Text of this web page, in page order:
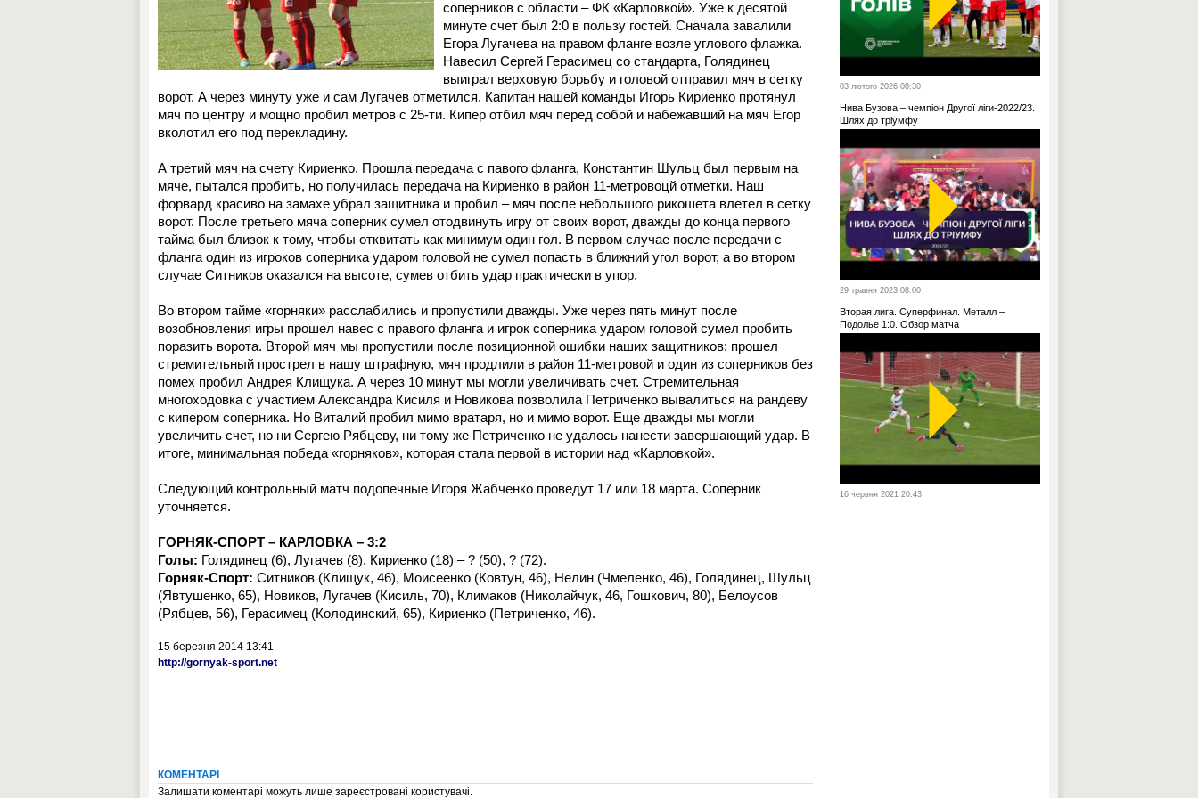
соперников с области – ФК «Карловкой». Уже к десятой
минуте счет был 2:0 в пользу гостей. Сначала завалили
Егора Лугачева на правом фланге возле углового флажка.
Навесил Сергей Герасимец со стандарта, Голядинец
выиграл верховую борьбу и головой отправил мяч в сетку
ворот. А через минуту уже и сам Лугачев отметился. Капитан нашей команды Игорь Кириенко протянул
мяч по центру и мощно пробил метров с 25-ти. Кипер отбил мяч перед собой и набежавший на мяч Егор
вколотил его под перекладину.
А третий мяч на счету Кириенко. Прошла передача с павого фланга, Константин Шульц был первым на
мяче, пытался пробить, но получилась передача на Кириенко в район 11-метровоцй отметки. Наш
форвард красиво на замахе убрал защитника и пробил – мяч после небольшого рикошета влетел в сетку
ворот. После третьего мяча соперник сумел отодвинуть игру от своих ворот, дважды до конца первого
тайма был близок к тому, чтобы отквитать как минимум один гол. В первом случае после передачи с
фланга один из игроков соперника ударом головой не сумел попасть в ближний угол ворот, а во втором
случае Ситников оказался на высоте, сумев отбить удар практически в упор.
Во втором тайме «горняки» расслабились и пропустили дважды. Уже через пять минут после
возобновления игры прошел навес с правого фланга и игрок соперника ударом головой сумел пробить
поразить ворота. Второй мяч мы пропустили после позиционной ошибки наших защитников: прошел
стремительный прострел в нашу штрафную, мяч продлили в район 11-метровой и один из соперников без
помех пробил Андрея Клищука. А через 10 минут мы могли увеличивать счет. Стремительная
многоходовка с участием Александра Кисиля и Новикова позволила Петриченко вывалиться на рандеву
с кипером соперника. Но Виталий пробил мимо вратаря, но и мимо ворот. Еще дважды мы могли
увеличить счет, но ни Сергею Рябцеву, ни тому же Петриченко не удалось нанести завершающий удар. В
итоге, минимальная победа «горняков», которая стала первой в истории над «Карловкой».
Следующий контрольный матч подопечные Игоря Жабченко проведут 17 или 18 марта. Соперник
уточняется.
ГОРНЯК-СПОРТ – КАРЛОВКА – 3:2
Голы: Голядинец (6), Лугачев (8), Кириенко (18) – ? (50), ? (72).
Горняк-Спорт: Ситников (Клищук, 46), Моисеенко (Ковтун, 46), Нелин (Чмеленко, 46), Голядинец, Шульц
(Явтушенко, 65), Новиков, Лугачев (Кисиль, 70), Климаков (Николайчук, 46, Гошкович, 80), Белоусов
(Рябцев, 56), Герасимец (Колодинский, 65), Кириенко (Петриченко, 46).
15 березня 2014 13:41
http://gornyak-sport.net
КОМЕНТАРІ
Залишати коментарі можуть лише зареєстровані користувачі.
03 лютого 2026 08:30
Нива Бузова – чемпіон Другої ліги-2022/23.
Шлях до тріумфу
29 травня 2023 08:00
Вторая лига. Суперфинал. Металл –
Подолье 1:0. Обзор матча
16 червня 2021 20:43